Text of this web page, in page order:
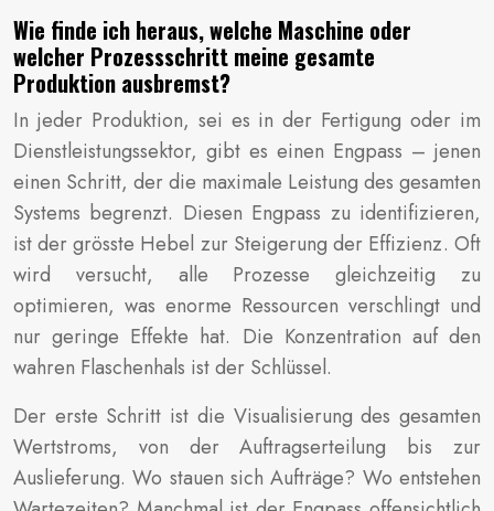
Wie finde ich heraus, welche Maschine oder
welcher Prozessschritt meine gesamte
Produktion ausbremst?
In jeder Produktion, sei es in der Fertigung oder im
Dienstleistungssektor, gibt es einen Engpass – jenen
einen Schritt, der die maximale Leistung des gesamten
Systems begrenzt. Diesen Engpass zu identifizieren,
ist der grösste Hebel zur Steigerung der Effizienz. Oft
wird versucht, alle Prozesse gleichzeitig zu
optimieren, was enorme Ressourcen verschlingt und
nur geringe Effekte hat. Die Konzentration auf den
wahren Flaschenhals ist der Schlüssel.
Der erste Schritt ist die Visualisierung des gesamten
Wertstroms, von der Auftragserteilung bis zur
Auslieferung. Wo stauen sich Aufträge? Wo entstehen